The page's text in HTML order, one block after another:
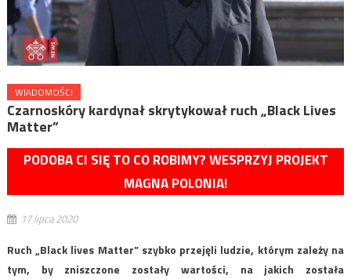
WIADOMOŚCI
Czarnoskóry kardynał skrytykował ruch „Black Lives
Matter”
PODOBA CI SIĘ TO CO ROBIMY? WESPRZYJ PROJEKT
MAGNA POLONIA!
17 lipca 2020
Ruch „Black lives Matter” szybko przejęli ludzie, którym zależy na
tym, by zniszczone zostały wartości, na jakich została